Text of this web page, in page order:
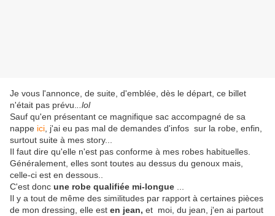
Je vous l'annonce, de suite, d'emblée, dès le départ, ce billet
n'était pas prévu.
..lol
Sauf qu'en présentant ce magnifique sac accompagné de sa
nappe ici , j'ai eu pas mal de demandes d'infos sur la robe, enfin,
surtout suite à mes story...
Il faut dire qu'elle n'est pas conforme à mes robes habituelles.
Généralement, elles sont toutes au dessus du genoux mais,
celle-ci est en dessous..
C'est donc une robe qualifiée mi-longue
Il y a tout de même des similitudes par rapport à certaines pièces
de mon dressing, elle est en jean, et moi, du jean, j'en ai partout